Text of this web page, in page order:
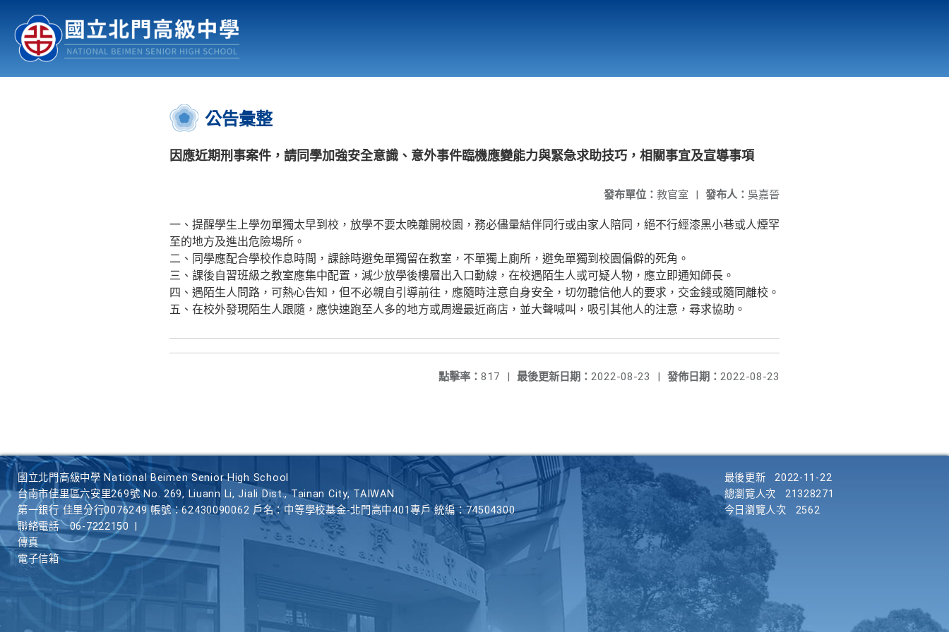
認識北中 行事曆
:::
公告彙整
因應近期刑事案件，請同學加強安全意識、意外事件臨機應變能力與緊急求助技巧，相關事宜及宣導事項
發布人： 吳嘉晉
發布單位： 教官室 |
一、提醒學生上學勿單獨太早到校，放學不要太晚離開校園，務必儘量結伴同行或由家人陪同，絕不行經漆黑小巷或人煙罕
至的地方及進出危險場所。
二、同學應配合學校作息時間，課餘時避免單獨留在教室，不單獨上廁所，避免單獨到校園偏僻的死角。
三、課後自習班級之教室應集中配置，減少放學後樓層出入口動線，在校遇陌生人或可疑人物，應立即通知師長。
四、遇陌生人問路，可熱心告知，但不必親自引導前往，應隨時注意自身安全，切勿聽信他人的要求，交金錢或隨同離校。
五、在校外發現陌生人跟隨，應快速跑至人多的地方或周邊最近商店，並大聲喊叫，吸引其他人的注意，尋求協助。
發佈日期： 2022-08-23
最後更新日期： 2022-08-23 |
點擊率： 817 |
國立北門高級中學 National Beimen Senior High School
台南市佳里區六安里269號 No. 269, Liuann Li, Jiali Dist., Tainan City, TAIWAN
第一銀行 佳里分行0076249 帳號：62430090062 戶名：中等學校基金-北門高中401專戶 統編：74504300
聯絡電話
06-7222150
傳真
電子信箱
最後更新
2022-11-22
總瀏覽人次
21328271
今日瀏覽人次
2562